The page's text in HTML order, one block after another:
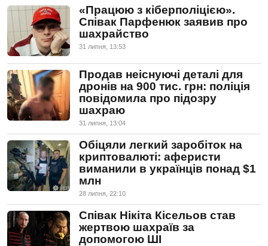
«Працюю з кіберполіцією».
Співак Парфенюк заявив про
шахрайство
31 липня, 13:53
Продав неіснуючі деталі для
дронів на 900 тис. грн: поліція
повідомила про підозру
шахраю
31 липня, 13:04
Обіцяли легкий заробіток на
криптовалюті: аферисти
виманили в українців понад $1
млн
28 липня, 22:10
Співак Нікіта Кісельов став
жертвою шахраїв за
допомогою ШІ